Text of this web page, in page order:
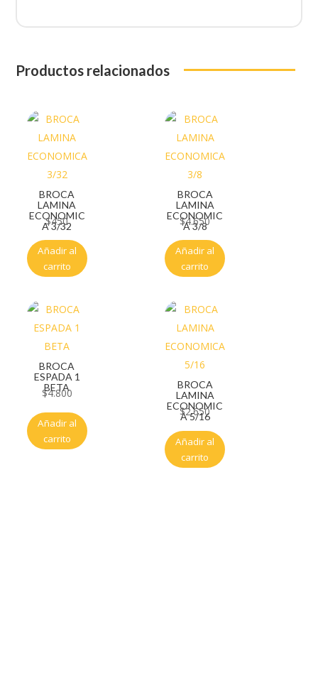
Productos relacionados
BROCA
LAMINA
ECONOMIC
A 3/32
$450
Añadir al
carrito
BROCA
LAMINA
ECONOMIC
A 3/8
$4.650
Añadir al
carrito
BROCA
ESPADA 1
BETA
$4.800
Añadir al
carrito
BROCA
LAMINA
ECONOMIC
A 5/16
$2.650
Añadir al
carrito